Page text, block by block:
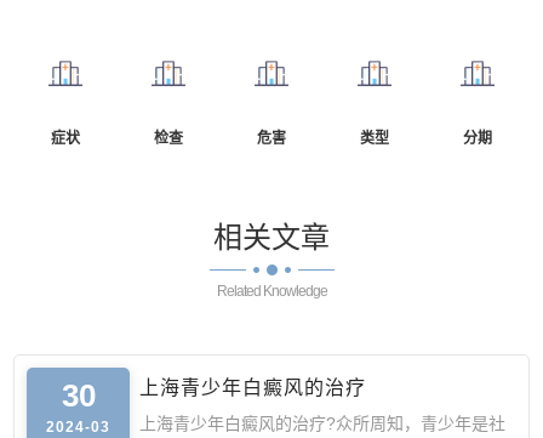
症状 检查 危害 类型 分期
相关文章
Related Knowledge
30
2024-03
上海青少年白癜风的治疗
上海青少年白癜风的治疗?众所周知，青少年是社